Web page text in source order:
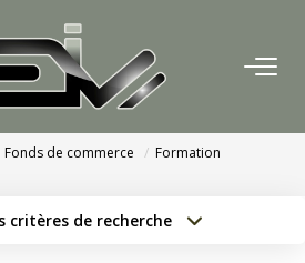
ACCUEIL
Rejoindre
Fonds de commerce
Formation
critères de recherche
Type de bien